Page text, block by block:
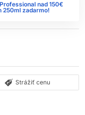
nad 150€
250ml zadarmo!
Strážiť cenu